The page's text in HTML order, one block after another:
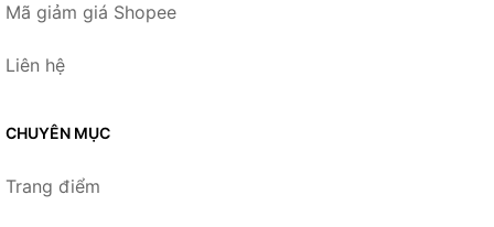
Mã giảm giá Shopee
Liên hệ
CHUYÊN MỤC
Trang điểm